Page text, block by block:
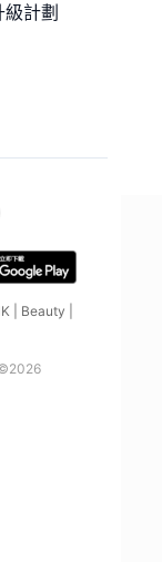
計劃
Beauty
2026